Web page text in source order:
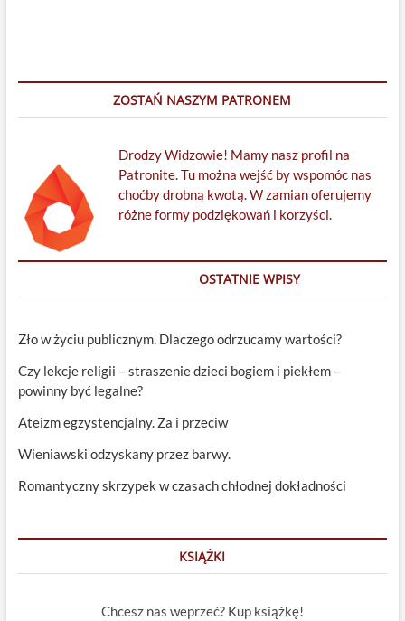
ZOSTAŃ NASZYM PATRONEM
Drodzy Widzowie! Mamy nasz profil na
Patronite. Tu można wejść by wspomóc nas
choćby drobną kwotą. W zamian oferujemy
różne formy podziękowań i korzyści.
OSTATNIE WPISY
Zło w życiu publicznym. Dlaczego odrzucamy wartości?
Czy lekcje religii – straszenie dzieci bogiem i piekłem –
powinny być legalne?
Ateizm egzystencjalny. Za i przeciw
Wieniawski odzyskany przez barwy.
Romantyczny skrzypek w czasach chłodnej dokładności
KSIĄŻKI
Chcesz nas weprzeć? Kup książkę!